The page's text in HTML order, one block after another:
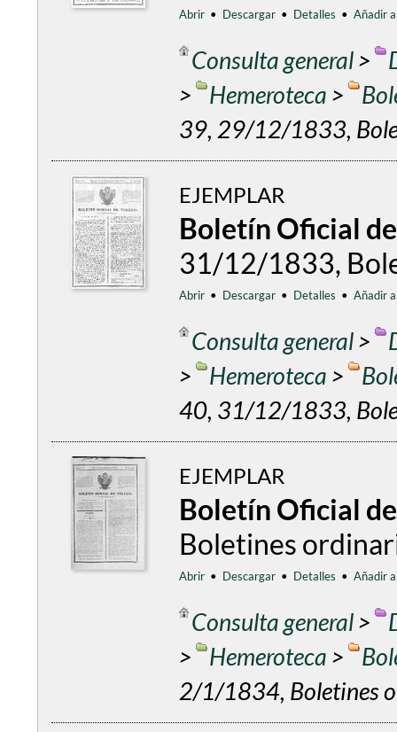
Abrir • Descargar • Detalles • Añadir
Consulta general>
>
Hemeroteca >
39, 29/12/1833,
EJEMPLAR
Boletín Oficial
31/12/1833,
Abrir • Descargar • Detalles • Añadir
Consulta general>
>
Hemeroteca >
40, 31/12/1833,
EJEMPLAR
Boletín Oficial
Boletines
Abrir • Descargar • Detalles • Añadir
Consulta general>
>
Hemeroteca >
2/1/1834, Boletines